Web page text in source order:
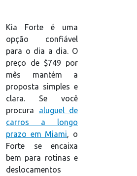
Kia Forte é uma
opção confiável
para o dia a dia. O
preço de $749 por
mês mantém a
proposta simples e
clara. Se você
procura aluguel de
carros a longo
prazo em Miami, o
Forte se encaixa
bem para rotinas e
deslocamentos